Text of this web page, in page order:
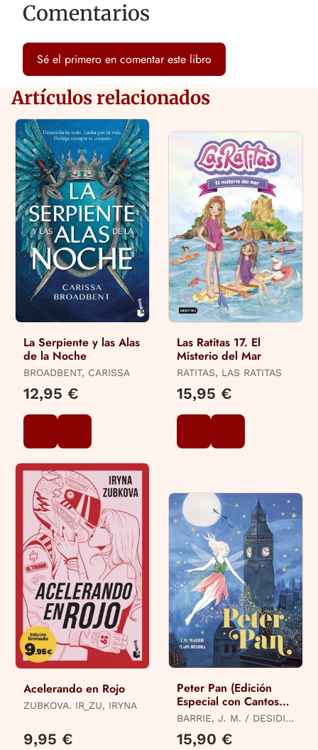
Comentarios
Sé el primero en comentar este libro
Artículos relacionados
La Serpiente y las Alas
de la Noche
BROADBENT, CARISSA
12,95 €
Las Ratitas 17. El
Misterio del Mar
RATITAS, LAS RATITAS
15,95 €
Acelerando en Rojo
ZUBKOVA. IR_ZU, IRYNA
9,95 €
Peter Pan (Edición
Especial con Cantos
Tintados)
BARRIE, J. M. / DESIDIA,
15,90 €